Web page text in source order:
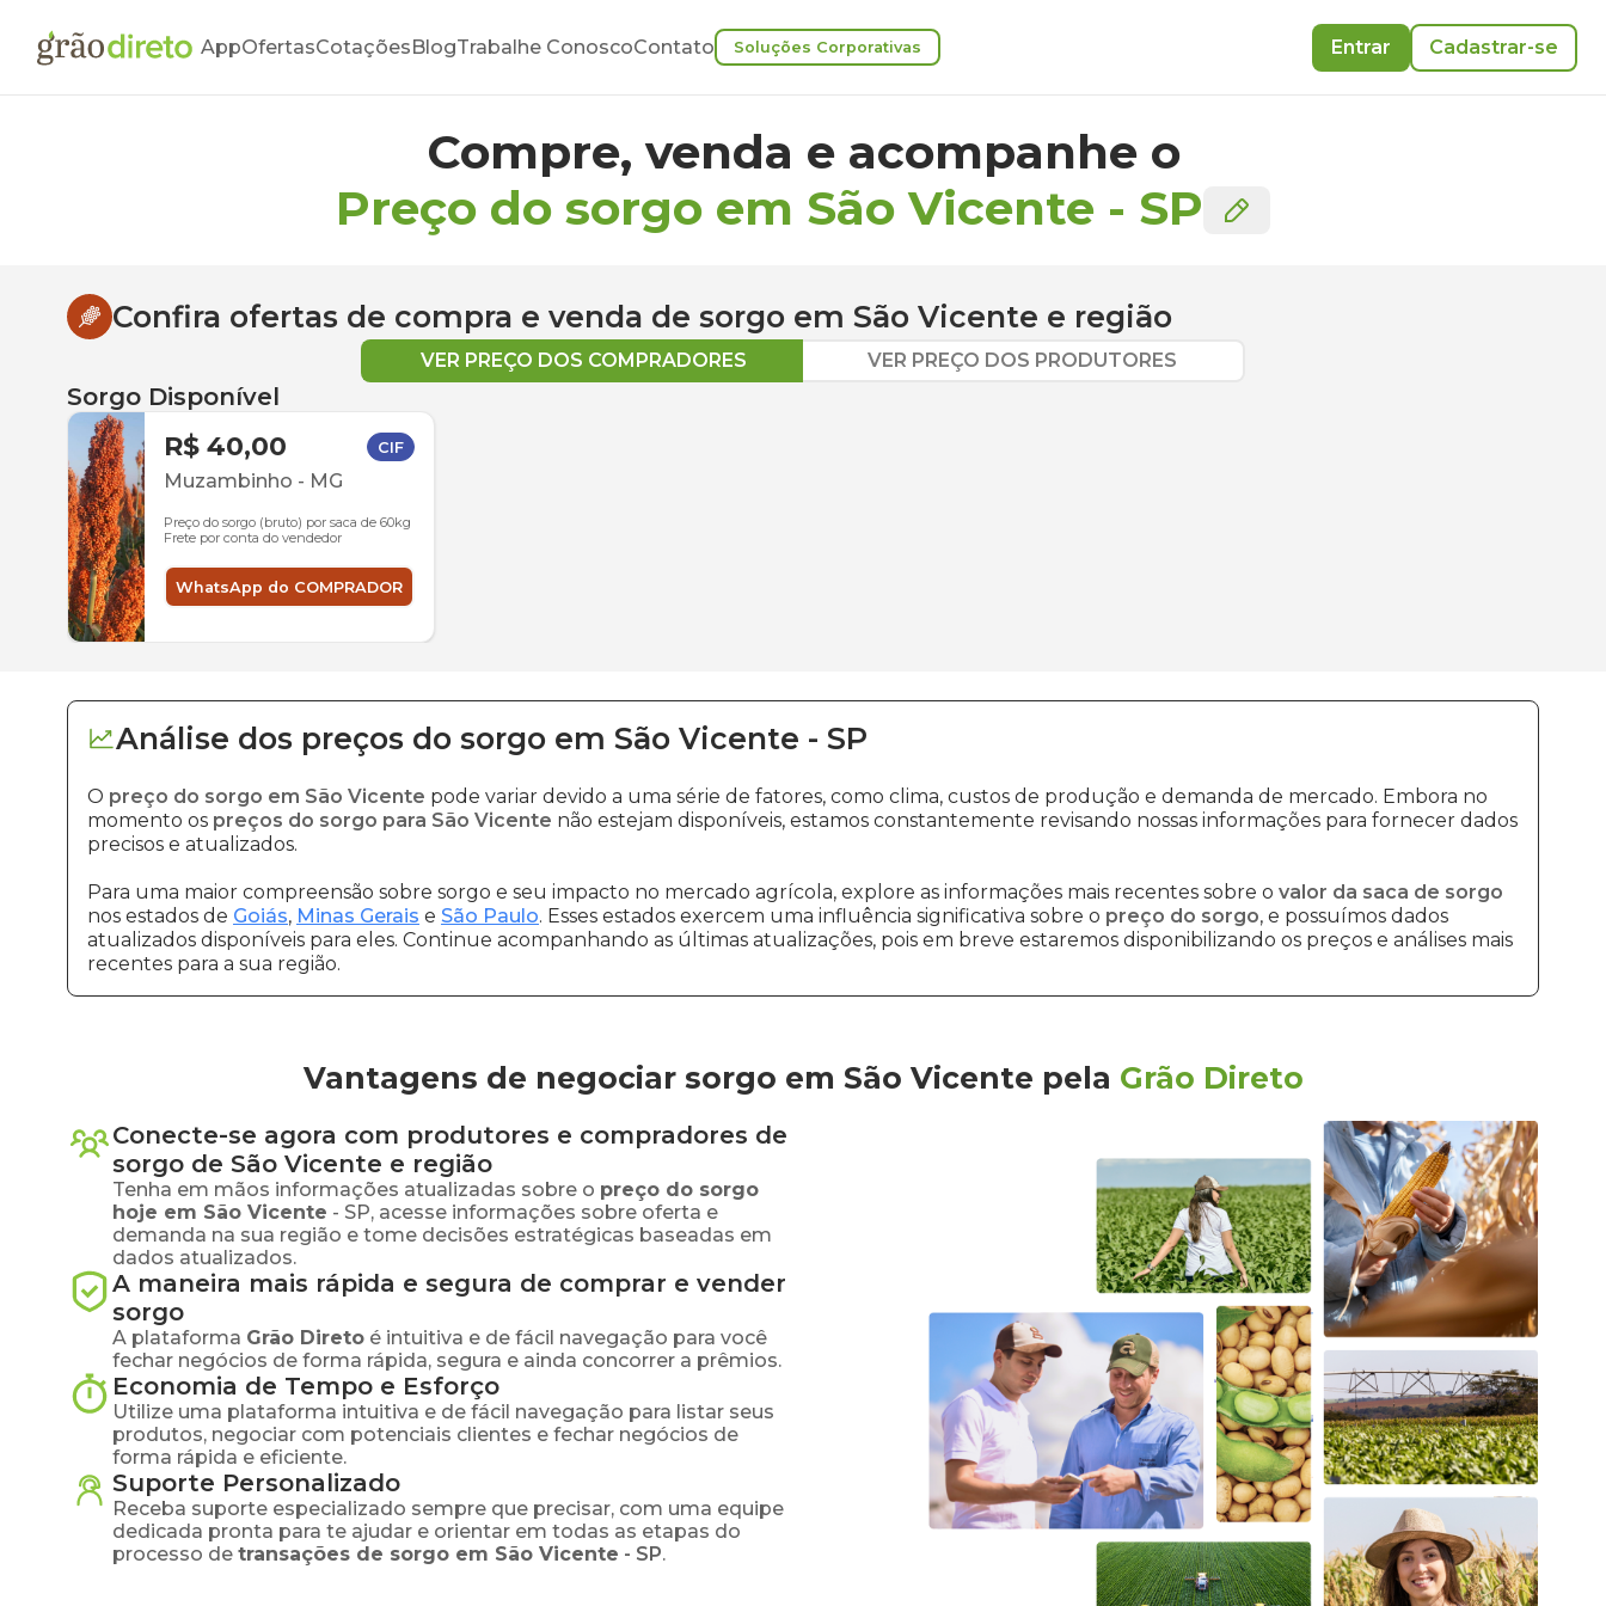
AppOfertasCotaçõesBlogTrabalhe ConoscoContato Soluções Corporativas Entrar Cadastrar-se
Compre, venda e acompanhe o
Preço do sorgo em São Vicente - SP
Confira ofertas de compra e venda de sorgo em São Vicente e região
VER PREÇO DOS COMPRADORES VER PREÇO DOS PRODUTORES
Sorgo Disponível
R$ 40,00 CIF
Muzambinho - MG
Preço do sorgo (bruto) por saca de 60kg
Frete por conta do vendedor
WhatsApp do COMPRADOR
Análise dos preços do sorgo em São Vicente - SP
O preço do sorgo em São Vicente pode variar devido a uma série de fatores, como clima, custos de produção e demanda de mercado. Embora no
momento os preços do sorgo para São Vicente não estejam disponíveis, estamos constantemente revisando nossas informações para fornecer dados
precisos e atualizados.
Para uma maior compreensão sobre sorgo e seu impacto no mercado agrícola, explore as informações mais recentes sobre o valor da saca de sorgo
nos estados de Goiás, Minas Gerais e São Paulo. Esses estados exercem uma influência significativa sobre o preço do sorgo, e possuímos dados
atualizados disponíveis para eles. Continue acompanhando as últimas atualizações, pois em breve estaremos disponibilizando os preços e análises mais
recentes para a sua região.
Vantagens de negociar sorgo em São Vicente pela Grão Direto
Conecte-se agora com produtores e compradores de
sorgo de São Vicente e região
Tenha em mãos informações atualizadas sobre o preço do sorgo
hoje em São Vicente - SP, acesse informações sobre oferta e
demanda na sua região e tome decisões estratégicas baseadas em
dados atualizados.
A maneira mais rápida e segura de comprar e vender
sorgo
A plataforma Grão Direto é intuitiva e de fácil navegação para você
fechar negócios de forma rápida, segura e ainda concorrer a prêmios.
Economia de Tempo e Esforço
Utilize uma plataforma intuitiva e de fácil navegação para listar seus
produtos, negociar com potenciais clientes e fechar negócios de
forma rápida e eficiente.
Suporte Personalizado
Receba suporte especializado sempre que precisar, com uma equipe
dedicada pronta para te ajudar e orientar em todas as etapas do
processo de transações de sorgo em São Vicente - SP.